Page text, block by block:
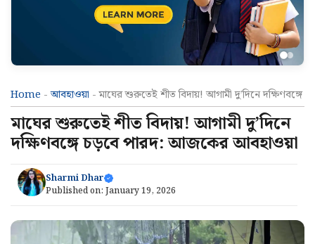
Home -আবহাওয়া -মাঘের শুরুতেই শীত বিদায়! আগামী দু’দিনে
মাঘের শুরুতেই শীত বিদায়! আগামী দু’দিনে
দক্ষিণবঙ্গে চড়বে পারদ: আজকের আবহাওয়া
Sharmi Dhar
Published on: January 19, 2026